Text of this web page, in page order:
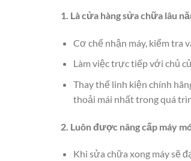
1. Là cửa hàng sửa chữa lâu
Cơ chế nhận máy, kiểm tra
Làm việc trực tiếp với chủ
Thay thế linh kiện chính
thoải mái nhất trong quá
2. Luôn được nâng cấp máy
Khi sửa chữa xong máy sẽ